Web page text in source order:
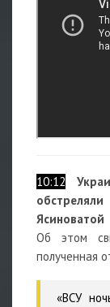
10:12
Ясиноватой
Об этом
полученная
«ВСУ